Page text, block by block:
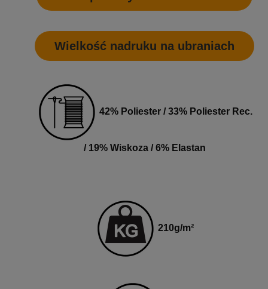
Wielkość nadruku na ubraniach
42% Poliester / 33% Poliester Rec.
/ 19% Wiskoza / 6% Elastan
210g/m²